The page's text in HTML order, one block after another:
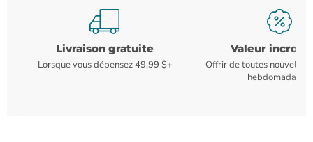
Livraison gratuite
Lorsque vous dépensez 49,99 $+
Valeur
Offrir de toutes nouvelles
hebdomadaires